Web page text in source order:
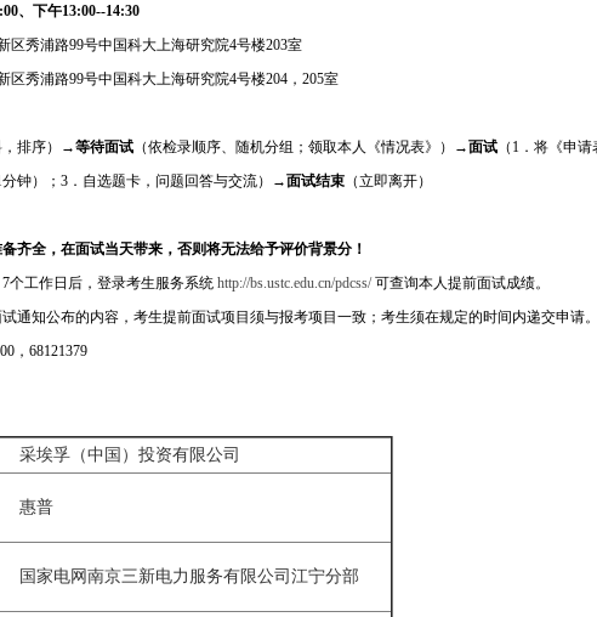
、下午13:00--14:30
区秀浦路99号中国科大上海研究院4号楼203室
区秀浦路99号中国科大上海研究院4号楼204，205室
，排序）→等待面试 （依检录顺序、随机分组；领取本人《情况表》）→面试 （1．将《申
钟）；3．自选题卡，问题回答与交流）→面试结束 （立即离开）
备齐全，在面试当天带来，否则将无法给予评价背景分！
个工作日后，登录考生服务系统 http://bs.ustc.edu.cn/pdcss/可查询本人提前面试成绩。
通知公布的内容，考生提前面试项目须与报考项目一致；考生须在规定的时间内递交申请
，68121379
采埃孚（中国）投资有限公司
惠普
国家电网南京三新电力服务有限公司江宁分部